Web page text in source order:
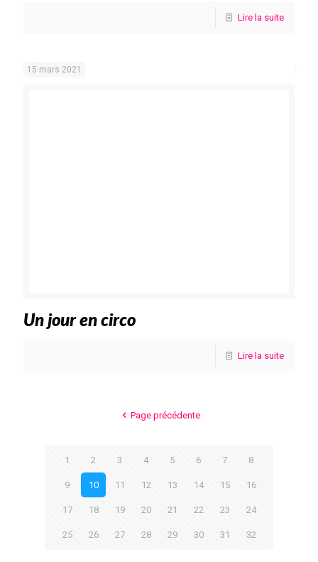
Lire la suite
15 mars 2021
Un jour en circo
Lire la suite
Page précédente
1 2 3 4 5 6 7 8
9 10 11 12 13 14 15 16
17 18 19 20 21 22 23 24
25 26 27 28 29 30 31 32